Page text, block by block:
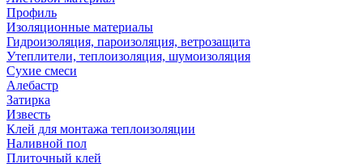
Профиль
Изоляционные материалы
Гидроизоляция, пароизоляция, ветрозащита
Утеплители, теплоизоляция, шумоизоляция
Сухие смеси
Алебастр
Затирка
Известь
Клей для монтажа теплоизоляции
Наливной пол
Плиточный клей